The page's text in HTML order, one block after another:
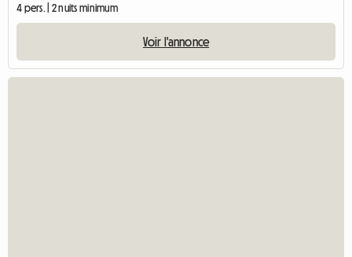
4 pers. | 2 nuits minimum
Voir l'annonce